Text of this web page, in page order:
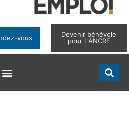
vous
Devenir bénévole
pour L'ANCRE